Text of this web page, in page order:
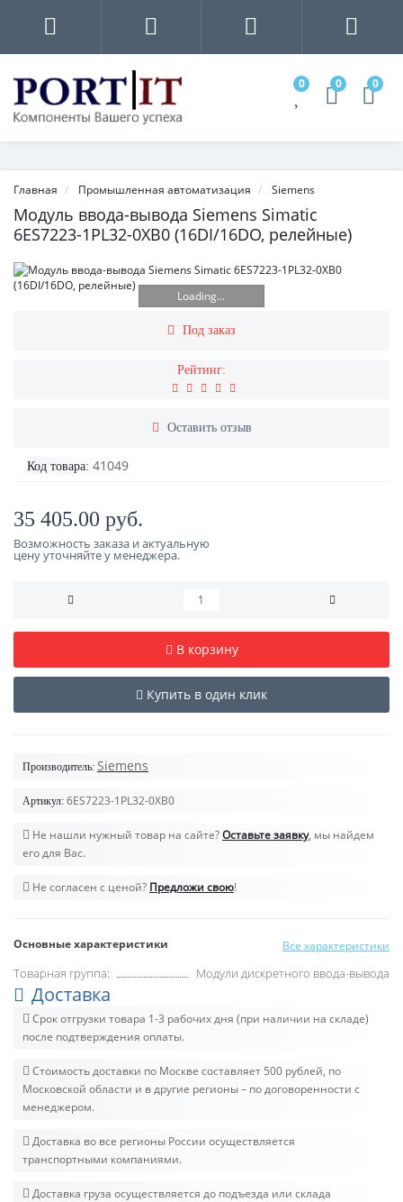
0 0 0
Главная Промышленная автоматизация Siemens
Модуль ввода-вывода Siemens Simatic
6ES7223-1PL32-0XB0 (16DI/16DO, релейные)
Loading...
Под заказ
Рейтинг:
Оставить отзыв
Код товара: 41049
35 405.00 руб.
Возможность заказа и актуальную
цену уточняйте у менеджера.
В корзину
Купить в один клик
Производитель: Siemens
Артикул: 6ES7223-1PL32-0XB0
Не нашли нужный товар на сайте?Оставьте заявку, мы найдем
его для Вас.
Не согласен с ценой? Предложи свою!
Основные характеристики Все характеристики
Товарная группа: Модули дискретного ввода-вывода
Доставка
Срок отгрузки товара 1-3 рабочих дня (при наличии на складе)
после подтверждения оплаты.
Стоимость доставки по Москве составляет 500 рублей, по
Московской области и в другие регионы – по договоренности с
менеджером.
Доставка во все регионы России осуществляется
транспортными компаниями.
Доставка груза осуществляется до подъезда или склада